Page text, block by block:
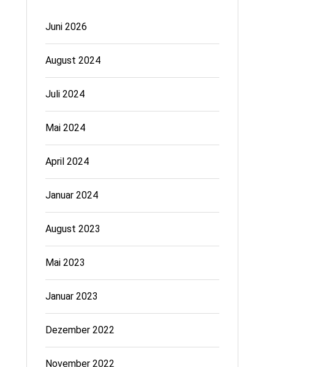
Juni 2026
August 2024
Juli 2024
Mai 2024
April 2024
Januar 2024
August 2023
Mai 2023
Januar 2023
Dezember 2022
November 2022